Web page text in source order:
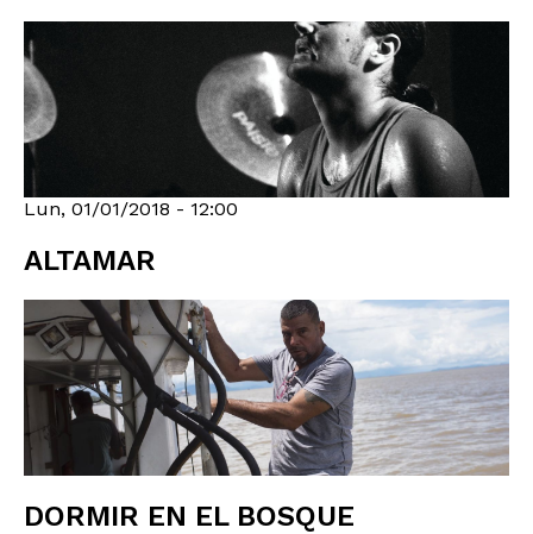
Lun, 01/01/2018 - 12:00
ALTAMAR
DORMIR EN EL BOSQUE